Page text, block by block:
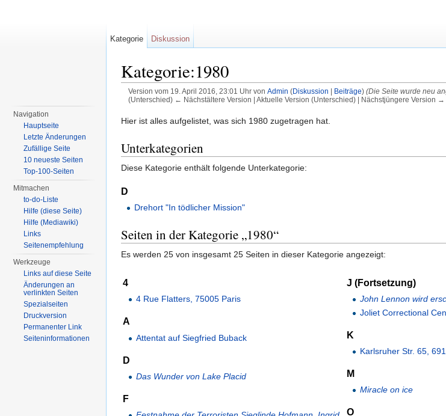
Kategorie:1980
Version vom 19. April 2016, 23:01 Uhr von Admin (Diskussion Beiträge) (Die Seite wurde neu
(Unterschied) ← Nächstältere Version | Aktuelle Version (Unterschied) | Nächstjüngere Version
Hier ist alles aufgelistet, was sich 1980 zugetragen hat.
Unterkategorien
Diese Kategorie enthält folgende Unterkategorie:
D
Drehort "In tödlicher Mission"
Seiten in der Kategorie „1980“
Es werden 25 von insgesamt 25 Seiten in dieser Kategorie angezeigt:
4
4 Rue Flatters, 75005 Paris
A
Attentat auf Siegfried Buback
D
Das Wunder von Lake Placid
F
J (Fortsetzung)
John Lennon wird
Joliet Correctional
K
Karlsruher Str. 65,
M
Miracle on ice
O
Kategorie Diskussion
Navigation
Hauptseite
Letzte Änderungen
Zufällige Seite
10 neueste Seiten
Top-100-Seiten
Mitmachen
to-do-Liste
Hilfe (diese Seite)
Hilfe (Mediawiki)
Links
Seitenempfehlung
Werkzeuge
Links auf diese Seite
Änderungen an
verlinkten Seiten
Spezialseiten
Druckversion
Permanenter Link
Seiteninformationen